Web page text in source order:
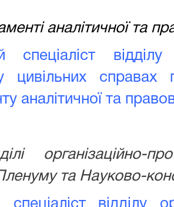
аналітичної та
спеціаліст
цивільних справах
аналітичної та
організаційно-
та Науково-
відділу